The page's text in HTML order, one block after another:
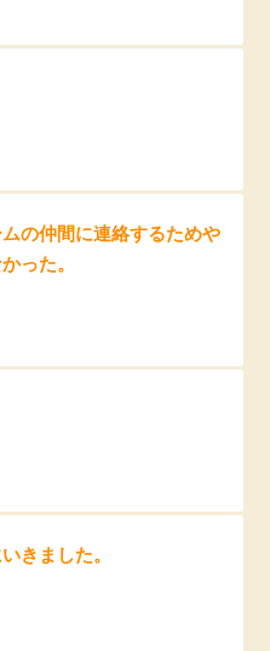
の仲間に連絡するためや
った。
きました。